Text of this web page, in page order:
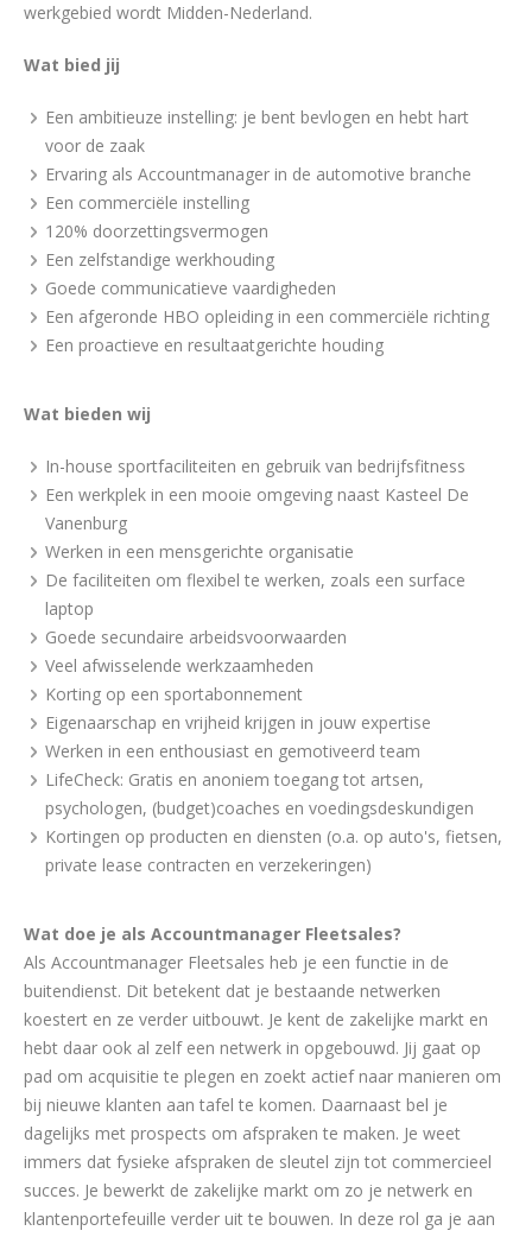
werkgebied wordt Midden-Nederland.
Wat bied jij
Een ambitieuze instelling: je bent bevlogen en hebt hart
voor de zaak
Ervaring als Accountmanager in de automotive branche
Een commerciële instelling
120% doorzettingsvermogen
Een zelfstandige werkhouding
Goede communicatieve vaardigheden
Een afgeronde HBO opleiding in een commerciële richting
Een proactieve en resultaatgerichte houding
Wat bieden wij
In-house sportfaciliteiten en gebruik van bedrijfsfitness
Een werkplek in een mooie omgeving naast Kasteel De
Vanenburg
Werken in een mensgerichte organisatie
De faciliteiten om flexibel te werken, zoals een surface
laptop
Goede secundaire arbeidsvoorwaarden
Veel afwisselende werkzaamheden
Korting op een sportabonnement
Eigenaarschap en vrijheid krijgen in jouw expertise
Werken in een enthousiast en gemotiveerd team
LifeCheck: Gratis en anoniem toegang tot artsen,
psychologen, (budget)coaches en voedingsdeskundigen
Kortingen op producten en diensten (o.a. op auto's, fietsen,
private lease contracten en verzekeringen)
Wat doe je als Accountmanager Fleetsales?
Als Accountmanager Fleetsales heb je een functie in de
buitendienst. Dit betekent dat je bestaande netwerken
koestert en ze verder uitbouwt. Je kent de zakelijke markt en
hebt daar ook al zelf een netwerk in opgebouwd. Jij gaat op
pad om acquisitie te plegen en zoekt actief naar manieren om
bij nieuwe klanten aan tafel te komen. Daarnaast bel je
dagelijks met prospects om afspraken te maken. Je weet
immers dat fysieke afspraken de sleutel zijn tot commercieel
succes. Je bewerkt de zakelijke markt om zo je netwerk en
klantenportefeuille verder uit te bouwen. In deze rol ga je aan